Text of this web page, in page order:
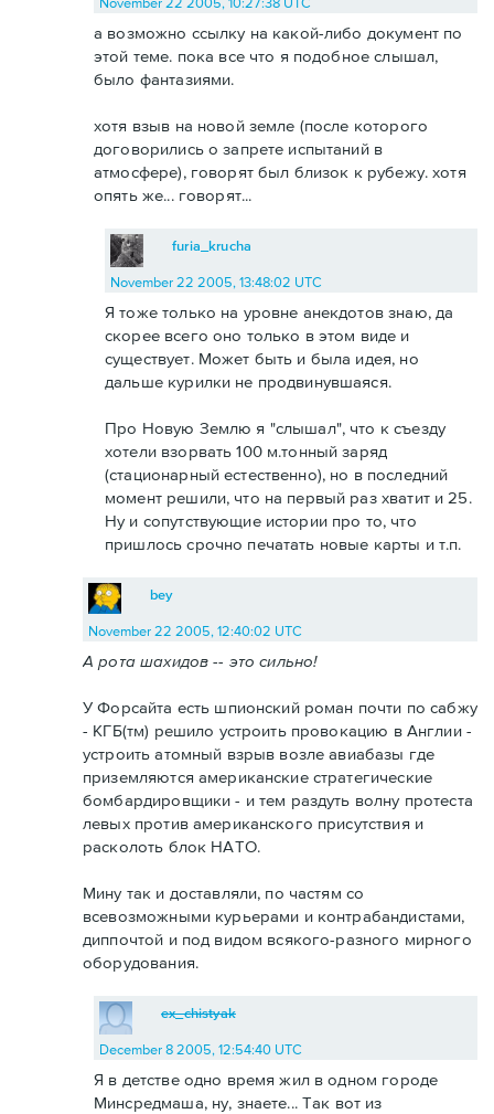
а возможно ссылку на какой-либо документ по
этой теме. пока все что я подобное слышал,
было фантазиями.
хотя взыв на новой земле (после которого
договорились о запрете испытаний в
атмосфере), говорят был близок к рубежу. хотя
опять же... говорят...
furia_krucha
November 22 2005, 13:48:02 UTC
Я тоже только на уровне анекдотов знаю, да
скорее всего оно только в этом виде и
существует. Может быть и была идея, но
дальше курилки не продвинувшаяся.
Про Новую Землю я "слышал", что к съезду
хотели взорвать 100 м.тонный заряд
(стационарный естественно), но в последний
момент решили, что на первый раз хватит и 25.
Ну и сопутствующие истории про то, что
пришлось срочно печатать новые карты и т.п.
bey
November 22 2005, 12:40:02 UTC
А рота шахидов -- это сильно!
У Форсайта есть шпионский роман почти по сабжу
- КГБ(тм) решило устроить провокацию в Англии -
устроить атомный взрыв возле авиабазы где
приземляются американские стратегические
бомбардировщики - и тем раздуть волну протеста
левых против американского присутствия и
расколоть блок НАТО.
Мину так и доставляли, по частям со
всевозможными курьерами и контрабандистами,
диппочтой и под видом всякого-разного мирного
оборудования.
ex_chistyak
December 8 2005, 12:54:40 UTC
Я в детстве одно время жил в одном городе
Минсредмаша, ну, знаете... Так вот из